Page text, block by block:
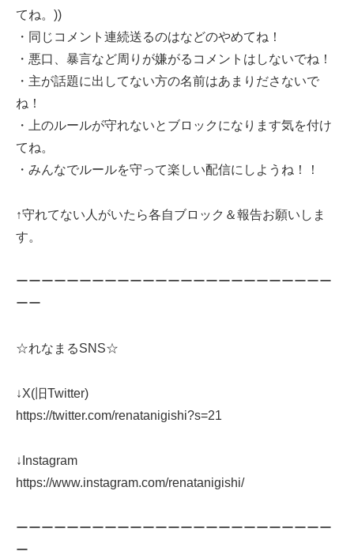
てね。))
・同じコメント連続送るのはなどのやめてね！
・悪口、暴言など周りが嫌がるコメントはしないでね！
・主が話題に出してない方の名前はあまりださないで
ね！
・上のルールが守れないとブロックになります気を付け
てね。
・みんなでルールを守って楽しい配信にしようね！！
↑守れてない人がいたら各自ブロック＆報告お願いしま
す。
ーーーーーーーーーーーーーーーーーーーーーーーーー
ーー
☆れなまるSNS☆
↓X(旧Twitter)
https://twitter.com/renatanigishi?s=21
↓Instagram
https://www.instagram.com/renatanigishi/
ーーーーーーーーーーーーーーーーーーーーーーーーー
ー